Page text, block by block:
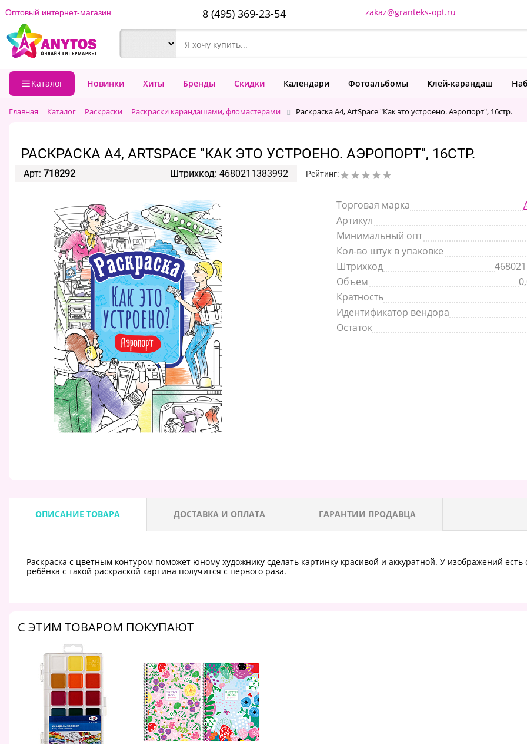
Оптовый интернет-магазин 8 (495) 369-23-54 zakaz@granteks-opt.ru
Каталог Новинки Хиты Бренды Скидки Календари Фотоальбомы Клей-карандаш
Главная Каталог Раскраски Раскраски карандашами, фломастерами Раскраска А4, ArtSpace "Как это устроено. Аэропорт", 16стр.
РАСКРАСКА А4, ARTSPACE "КАК ЭТО УСТРОЕНО. АЭРОПОРТ", 16СТР.
Арт: 718292 Штрихкод: 4680211383992 Рейтинг:
Торговая марка
Артикул
Минимальный опт
Кол-во штук в упаковке
Штрихкод
Объем
Кратность
Идентификатор вендора
Остаток
ОПИСАНИЕ ТОВАРА ДОСТАВКА И ОПЛАТА ГАРАНТИИ ПРОДАВЦА
Раскраска с цветным контуром поможет юному художнику сделать картинку красивой и аккуратной. У изображений
ребёнка с такой раскраской картина получится с первого раза.
C ЭТИМ ТОВАРОМ ПОКУПАЮТ